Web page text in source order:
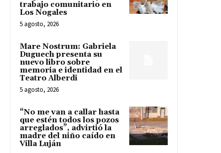
trabajo comunitario en
Los Nogales
5 agosto, 2026
Mare Nostrum: Gabriela
Duguech presenta su
nuevo libro sobre
memoria e identidad en el
Teatro Alberdi
5 agosto, 2026
“No me van a callar hasta
que estén todos los pozos
arreglados”, advirtió la
madre del niño caído en
Villa Luján